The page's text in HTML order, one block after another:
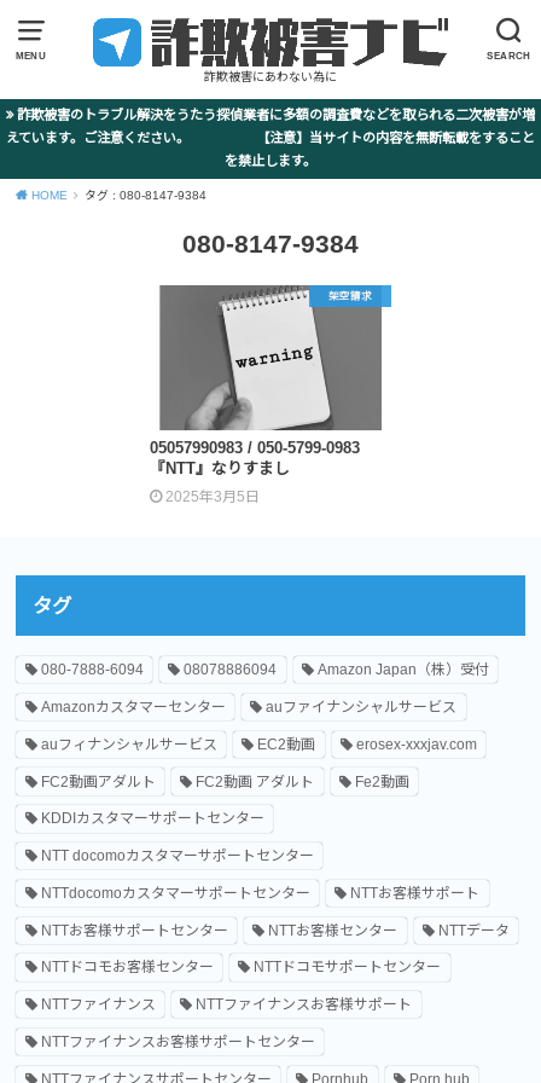
MENU SEARCH
詐欺被害にあわない為に
詐欺被害のトラブル解決をうたう探偵業者に多額の調査費などを取られる二次被害が増
えています。ご注意ください。 【注意】当サイトの内容を無断転載をすること
を禁止します。
HOME タグ : 080-8147-9384
080-8147-9384
架空請求
05057990983 / 050-5799-0983
『NTT』なりすまし
2025年3月5日
タグ
080-7888-6094 08078886094 Amazon Japan（株）受付
Amazonカスタマーセンター auファイナンシャルサービス
auフィナンシャルサービス EC2動画 erosex-xxxjav.com
FC2動画アダルト FC2動画 アダルト Fe2動画
KDDIカスタマーサポートセンター
NTT docomoカスタマーサポートセンター
NTTdocomoカスタマーサポートセンター NTTお客様サポート
NTTお客様サポートセンター NTTお客様センター NTTデータ
NTTドコモお客様センター NTTドコモサポートセンター
NTTファイナンス NTTファイナンスお客様サポート
NTTファイナンスお客様サポートセンター
NTTファイナンスサポートセンター Pornhub Porn hub